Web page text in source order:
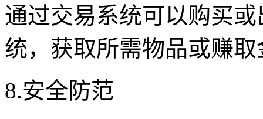
通过交易系统可以购买
统，获取所需物品或赚取
8.安全防范